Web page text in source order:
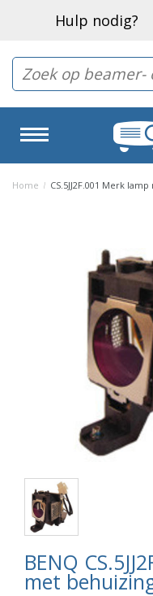
Hulp nodig?
Home / CS.5JJ2F.001 Merk
BENQ
met